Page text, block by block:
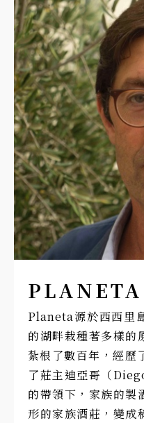
PLANETA
Planeta源於西西里
的湖畔栽種著多樣的
紮根了數百年，經歷
了莊主迪亞哥（
的帶領下，家族的製
形的家族酒莊，變成